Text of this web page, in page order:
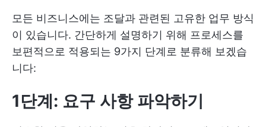
모든 비즈니스에는 조달과 관련된 고유한 업무 방식
이 있습니다. 간단하게 설명하기 위해 프로세스를
보편적으로 적용되는 9가지 단계로 분류해 보겠습
니다:
1단계: 요구 사항 파악하기